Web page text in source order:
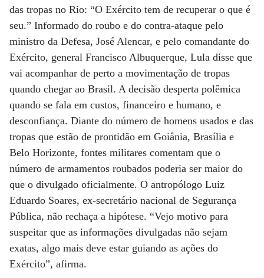
das tropas no Rio: “O Exército tem de recuperar o que é
seu.” Informado do roubo e do contra-ataque pelo
ministro da Defesa, José Alencar, e pelo comandante do
Exército, general Francisco Albuquerque, Lula disse que
vai acompanhar de perto a movimentação de tropas
quando chegar ao Brasil. A decisão desperta polêmica
quando se fala em custos, financeiro e humano, e
desconfiança. Diante do número de homens usados e das
tropas que estão de prontidão em Goiânia, Brasília e
Belo Horizonte, fontes militares comentam que o
número de armamentos roubados poderia ser maior do
que o divulgado oficialmente. O antropólogo Luiz
Eduardo Soares, ex-secretário nacional de Segurança
Pública, não rechaça a hipótese. “Vejo motivo para
suspeitar que as informações divulgadas não sejam
exatas, algo mais deve estar guiando as ações do
Exército”, afirma.